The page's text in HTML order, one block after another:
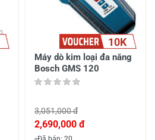
10K
Máy dò kim loại đa năng
Bosch GMS 120
3,051,000 đ
2,690,000 đ